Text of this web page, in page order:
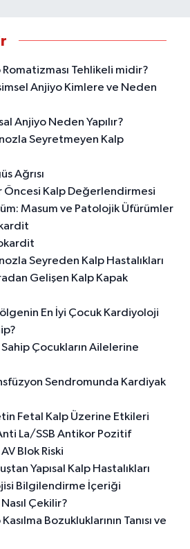
Tehlikeli midir?
Anjiyo Kimlere ve Neden
Anjiyo Neden Yapılır?
Seyretmeyen Kalp
Ağrısı
Öncesi Kalp Değerlendirmesi
Masum ve Patolojik Üfürümler
Seyreden Kalp Hastalıkları
Gelişen Kalp Kapak
En İyi Çocuk Kardiyoloji
Sahip Çocukların Ailelerine
Sendromunda Kardiyak
Fetal Kalp Üzerine Etkileri
La/SSB Antikor Pozitif
Blok Riski
Yapısal Kalp Hastalıkları
Bilgilendirme İçeriği
Çekilir?
Bozukluklarının Tanısı ve